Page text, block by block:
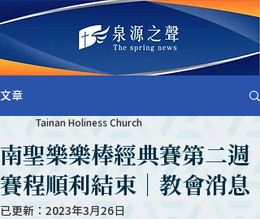
文章
南聖樂樂棒經典賽第二週
賽程順利結束│教會消息
Tainan Holiness Church
已更新： 2023年3月26日